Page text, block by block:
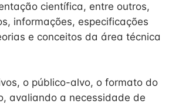
científica, entre outros,
informações, especificações
e conceitos da área técnica
o público-alvo, o formato do
avaliando a necessidade de